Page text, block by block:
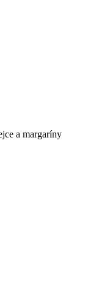
a margaríny